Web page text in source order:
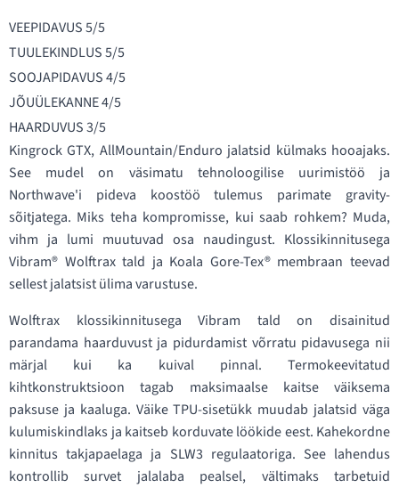
VEEPIDAVUS 5/5
TUULEKINDLUS 5/5
SOOJAPIDAVUS 4/5
JÕUÜLEKANNE 4/5
HAARDUVUS 3/5
Kingrock GTX, AllMountain/Enduro jalatsid külmaks hooajaks.
See mudel on väsimatu tehnoloogilise uurimistöö ja
Northwave'i pideva koostöö tulemus parimate gravity-
sõitjatega. Miks teha kompromisse, kui saab rohkem? Muda,
vihm ja lumi muutuvad osa naudingust. Klossikinnitusega
Vibram® Wolftrax tald ja Koala Gore-Tex® membraan teevad
sellest jalatsist ülima varustuse.
Wolftrax klossikinnitusega Vibram tald on disainitud
parandama haarduvust ja pidurdamist võrratu pidavusega nii
märjal kui ka kuival pinnal. Termokeevitatud
kihtkonstruktsioon tagab maksimaalse kaitse väiksema
paksuse ja kaaluga. Väike TPU-sisetükk muudab jalatsid väga
kulumiskindlaks ja kaitseb korduvate löökide eest. Kahekordne
kinnitus takjapaelaga ja SLW3 regulaatoriga. See lahendus
kontrollib survet jalalaba pealsel, vältimaks tarbetuid